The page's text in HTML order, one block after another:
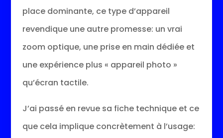
place dominante, ce type d’appareil
revendique une autre promesse: un vrai
zoom optique, une prise en main dédiée et
une expérience plus « appareil photo »
qu’écran tactile.
J’ai passé en revue sa fiche technique et ce
que cela implique concrètement à l’usage: